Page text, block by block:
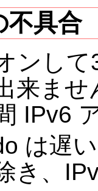
不具合
ンし
来ませ
IPv6
は遅
き、